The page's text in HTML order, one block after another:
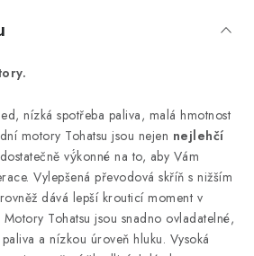
nízká spotřeba paliva, malá hmotnost
motory Tohatsu jsou nejen nejlehčí
vý́konné na to, aby Vám
Vylepšená převodová skříň s nižším
dává lepší krouticí moment v
Tohatsu jsou snadno ovladatelné,
a nízkou úroveň hluku. Vysoká